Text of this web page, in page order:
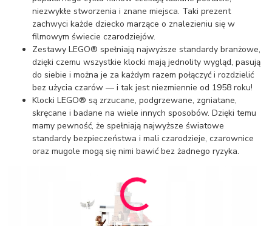
niezwykłe stworzenia i znane miejsca. Taki prezent
zachwyci każde dziecko marzące o znalezieniu się w
filmowym świecie czarodziejów.
Zestawy LEGO® spełniają najwyższe standardy branżowe,
dzięki czemu wszystkie klocki mają jednolity wygląd, pasują
do siebie i można je za każdym razem połączyć i rozdzielić
bez użycia czarów — i tak jest niezmiennie od 1958 roku!
Klocki LEGO® są zrzucane, podgrzewane, zgniatane,
skręcane i badane na wiele innych sposobów. Dzięki temu
mamy pewność, że spełniają najwyższe światowe
standardy bezpieczeństwa i mali czarodzieje, czarownice
oraz mugole mogą się nimi bawić bez żadnego ryzyka.